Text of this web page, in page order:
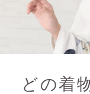
どの着